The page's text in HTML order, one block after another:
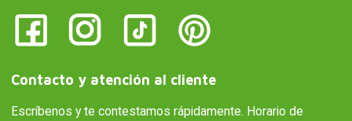
Contacto y atención al cliente
Escríbenos y te contestamos rápidamente. Horario de